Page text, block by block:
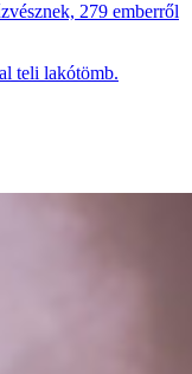
279 emberről
teli lakótömb.